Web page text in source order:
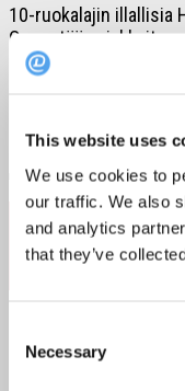
This website uses
We use cookies to
our traffic. We also
and analytics
that they’ve
Selection
Necessary
10-ruokalajin illallisia
Ora vetää asiakkaita
mitä on mahdoton
Follow:
Popular Posts